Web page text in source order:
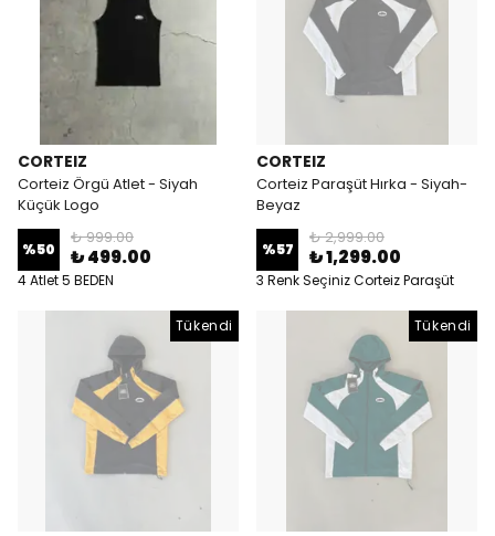
CORTEIZ
Corteiz Örgü Atlet - Siyah
Küçük Logo
%50
₺ 999.00
₺ 499.00
4 Atlet 5 BEDEN
CORTEIZ
Corteiz Paraşüt Hırka - Siyah-
Beyaz
%57
₺ 2,999.00
₺ 1,299.00
3 Renk Seçiniz Corteiz Paraşüt
Tükendi
Tükendi